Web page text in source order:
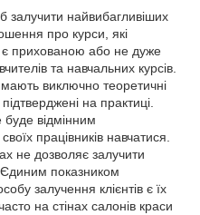
залучити найвибагливіших
про курси, які
є прихованою або не дуже
та навчальних курсів.
мають виключно теоретичні
на практиці.
буде відмінним
працівників навчатися.
не дозволяє залучити
Єдиним показником
залучення клієнтів є їх
на стінах салонів краси